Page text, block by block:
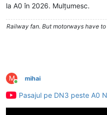
la A0 în 2026. Mulțumesc.
Railway fan. But motorways have
M
Conectat
mihai
Pasajul pe DN3 peste A0